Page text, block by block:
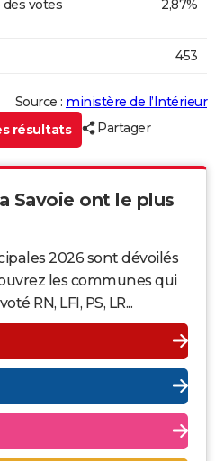
votes
2,87%
453
Source : ministère de l’Intérieur
résultats
Partager
Savoie ont le plus
2026 sont dévoilés
les communes qui
RN, LFI, PS, LR...